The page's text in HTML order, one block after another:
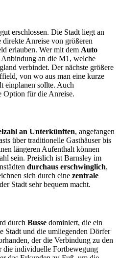
erschlossen. Die Stadt liegt an
direkte Anreise von größeren
erlauben. Wer mit dem Auto
an die M1, welche
verbindet. Der nächste größere
von wo aus man eine kurze
einplanen sollte. Auch
Option für die Anreise.
an Unterkünften, angefangen
über traditionelle Gasthäuser bis
längeren Aufenthalt können
sein. Preislich ist Barnsley im
durchaus erschwinglich,
sich durch eine zentrale
Stadt sehr bequem macht.
durch Busse dominiert, die ein
Stadt und die umliegenden Dörfer
der die Verbindung zu den
die individuelle Fortbewegung